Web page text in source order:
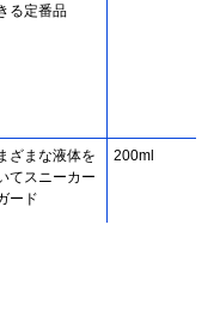
る定番品
ざまな液体を
てスニーカー
ード
200ml